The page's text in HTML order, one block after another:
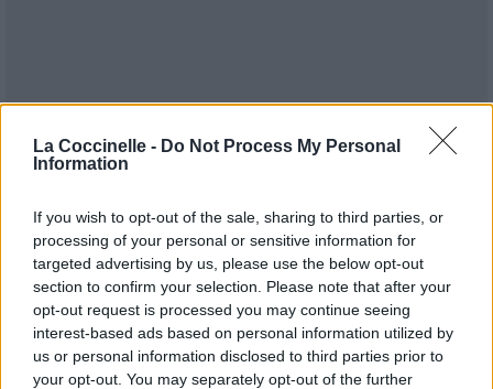
La Coccinelle - Do Not Process My Personal
Information
If you wish to opt-out of the sale, sharing to third parties, or
processing of your personal or sensitive information for
targeted advertising by us, please use the below opt-out
section to confirm your selection. Please note that after your
opt-out request is processed you may continue seeing
interest-based ads based on personal information utilized by
us or personal information disclosed to third parties prior to
your opt-out. You may separately opt-out of the further
Publié para girl in the fog 24795 4 4 6 le 10 juin
2015 à 17h28.
Chanteurs : Guy Sebastian
Albums : Armageddon